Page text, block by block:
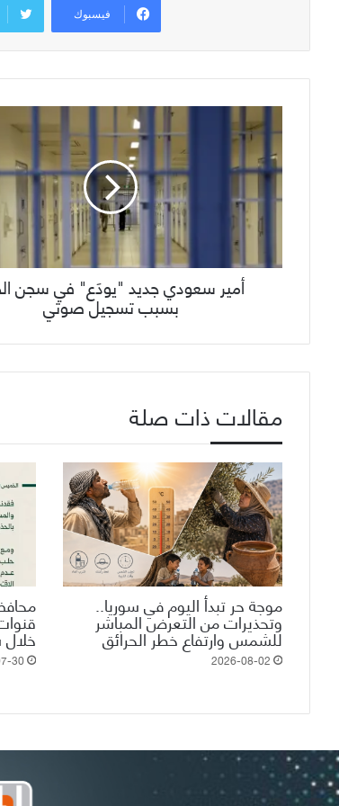
فيسبوك
أمير سعودي جديد "يودَع" في سجن
بسبب تسجيل صوتي
مقالات ذات صلة
موجة حر تبدأ اليوم في سوريا..
وتحذيرات من التعرض المباشر
للشمس وارتفاع خطر الحرائق
2026-08-02
30